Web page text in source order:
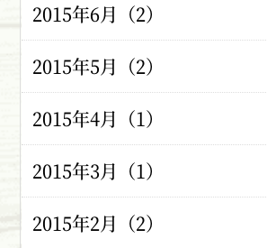
2015年6月（2）
2015年5月（2）
2015年4月（1）
2015年3月（1）
2015年2月（2）